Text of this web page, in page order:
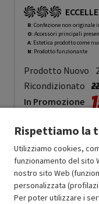
R: Confezione non originale
O: Accessori principali
A: Estetica prodotto come
N: Prodotto funzionante
Prodotto Nuovo
Ricondizionato
In Promozione
Approfitta dello
Rispettiamo la
Utilizziamo cookies,
funzionamento del sito
nostro sito Web
personalizzata
Per poter utilizzare i